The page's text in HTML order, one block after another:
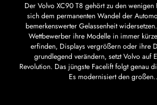
Der Volvo XC90 T8 gehört zu den wenigen
sich dem permanenten Wandel der
bemerkenswerter Gelassenheit
Wettbewerber ihre Modelle in immer
erfinden, Displays vergrößern oder ihre
grundlegend verändern, setzt Volvo auf
Revolution. Das jüngste Facelift folgt genau
Es modernisiert den